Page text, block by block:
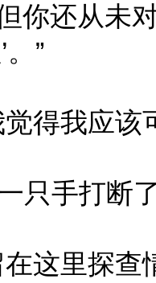
你还从未
”
得我应
只手打断
这里探查